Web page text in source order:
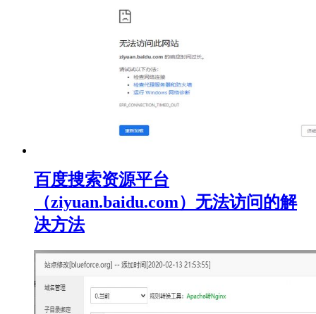
百度搜索资源平台
（ziyuan.baidu.com）无法访问的解
决方法